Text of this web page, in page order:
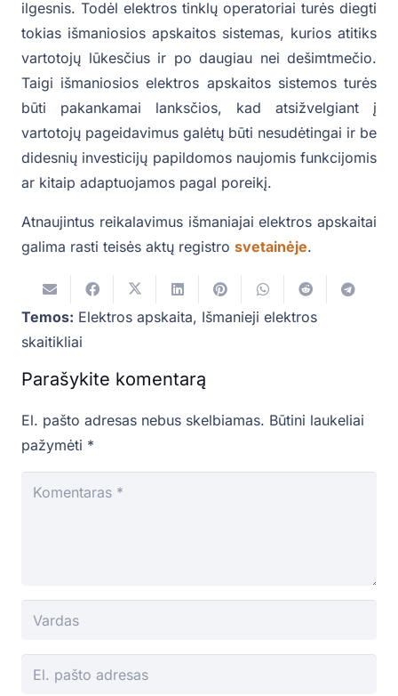
ilgesnis. Todėl elektros tinklų operatoriai turės diegti
tokias išmaniosios apskaitos sistemas, kurios atitiks
vartotojų lūkesčius ir po daugiau nei dešimtmečio.
Taigi išmaniosios elektros apskaitos sistemos turės
būti pakankamai lanksčios, kad atsižvelgiant į
vartotojų pageidavimus galėtų būti nesudėtingai ir be
didesnių investicijų papildomos naujomis funkcijomis
ar kitaip adaptuojamos pagal poreikį.
Atnaujintus reikalavimus išmaniajai elektros apskaitai
galima rasti teisės aktų registro svetainėje.
Temos: Elektros apskaita, Išmanieji elektros
skaitikliai
Parašykite komentarą
El. pašto adresas nebus skelbiamas. Būtini laukeliai
pažymėti *